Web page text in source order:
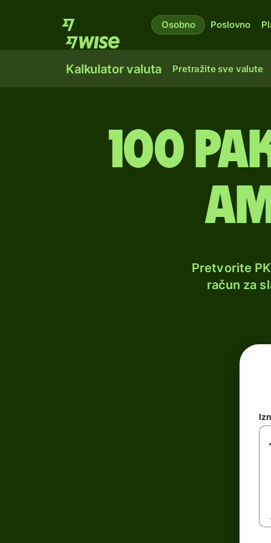
Osobno Poslovno
Kalkulator valuta Pretražite sve valute
100
Pretvorite
račun za